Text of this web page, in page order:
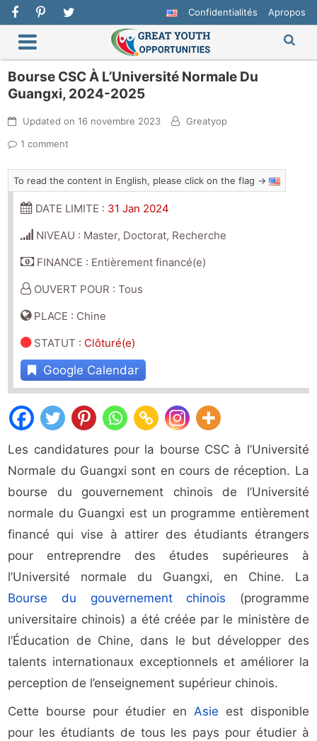
Confidentialités Apropos
Bourse CSC À L’Université Normale Du
Guangxi, 2024-2025
Updated on16 novembre 2023
Greatyop
1 comment
To read the content in English, please click on the flag →
DATE LIMITE : 31 Jan 2024
NIVEAU : Master, Doctorat, Recherche
FINANCE : Entièrement financé(e)
OUVERT POUR : Tous
PLACE : Chine
STATUT : Clôturé(e)
Google Calendar
Les candidatures pour la bourse CSC à l’Université
Normale du Guangxi sont en cours de réception. La
bourse du gouvernement chinois de l’Université
normale du Guangxi est un programme entièrement
financé qui vise à attirer des étudiants étrangers
pour entreprendre des études supérieures à
l’Université normale du Guangxi, en Chine. La
Bourse du gouvernement chinois (programme
universitaire chinois) a été créée par le ministère de
l’Éducation de Chine, dans le but développer des
talents internationaux exceptionnels et améliorer la
perception de l’enseignement supérieur chinois.
Cette bourse pour étudier en Asie est disponible
pour les étudiants de tous les pays pour étudier à